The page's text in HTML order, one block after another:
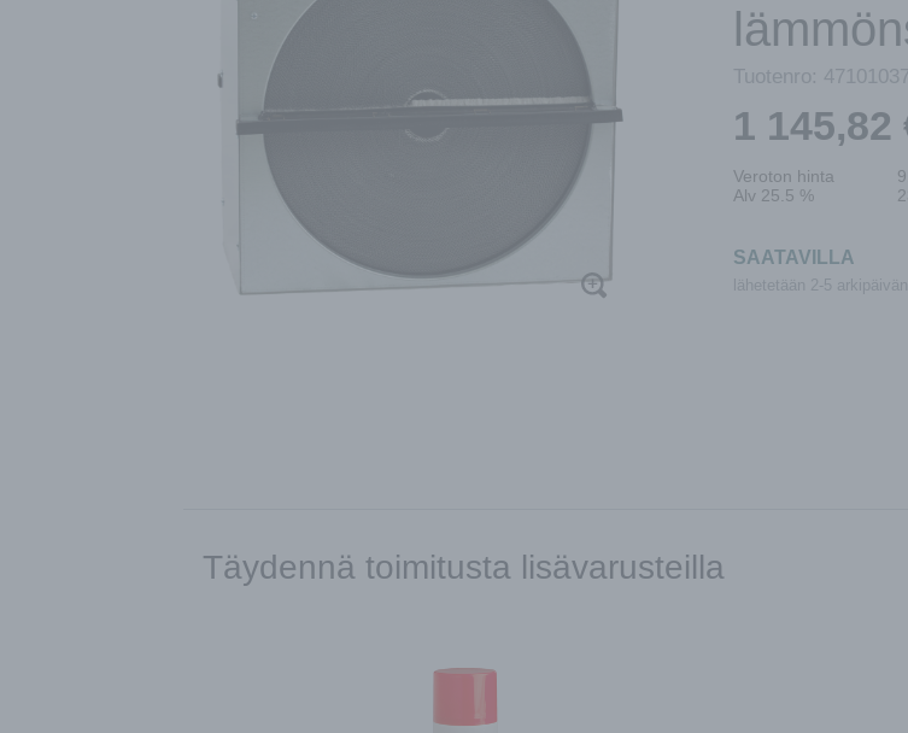
Tuotenro:
1 145,82
Veroton hinta
Alv 25.5 %
SAATAVILLA
lähetetään 2-5
Täydennä toimitusta lisävarusteilla